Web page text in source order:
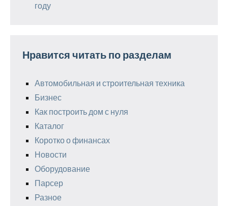
году
Нравится читать по разделам
Автомобильная и строительная техника
Бизнес
Как построить дом с нуля
Каталог
Коротко о финансах
Новости
Оборудование
Парсер
Разное